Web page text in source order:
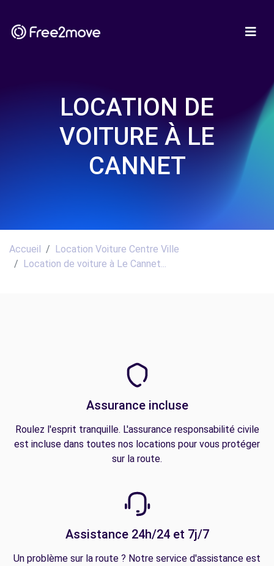
LOCATION DE
VOITURE À LE
CANNET
Accueil
Location Voiture Centre Ville
Location de voiture à Le Cannet...
Assurance incluse
Roulez l'esprit tranquille. L'assurance responsabilité civile
est incluse dans toutes nos locations pour vous protéger
sur la route.
Assistance 24h/24 et 7j/7
Un problème sur la route ? Notre service d'assistance est